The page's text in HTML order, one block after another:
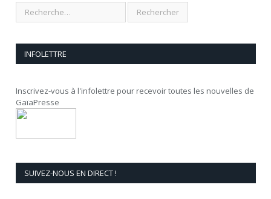
INFOLETTRE
Inscrivez-vous à l'infolettre pour recevoir toutes les nouvelles de
GaïaPresse
SUIVEZ-NOUS EN DIRECT !